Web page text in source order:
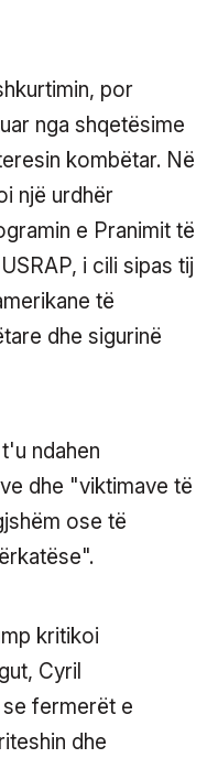
por
nga shqetësime
kombëtar. Në
një urdhër
e Pranimit të
i cili sipas tij
të
dhe sigurinë
ndahen
dhe "viktimave të
ose të
kritikoi
Cyril
se fermerët e
dhe